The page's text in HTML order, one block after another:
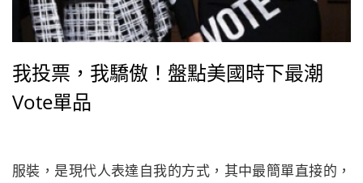
我投票，我驕傲！盤點美國時下最潮
Vote單品
服裝，是現代人表達自我的方式，其中最簡單直接的，